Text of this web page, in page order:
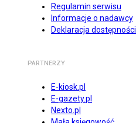
Regulamin serwisu
Informacje o nadawcy
Deklaracja dostępności
PARTNERZY
E-kiosk.pl
E-gazety.pl
Nexto.pl